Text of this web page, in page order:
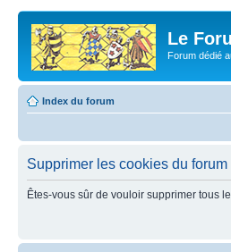
Le
Forum dédié
Index du forum
Supprimer les cookies du forum
Êtes-vous sûr de vouloir supprimer tous